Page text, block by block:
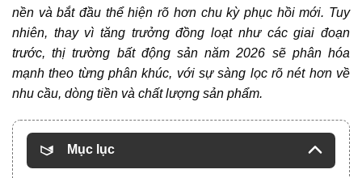
nền và bắt đầu thể hiện rõ hơn chu kỳ phục hồi mới. Tuy
nhiên, thay vì tăng trưởng đồng loạt như các giai đoạn
trước, thị trường bất động sản năm 2026 sẽ phân hóa
mạnh theo từng phân khúc, với sự sàng lọc rõ nét hơn về
nhu cầu, dòng tiền và chất lượng sản phẩm.
Mục lục